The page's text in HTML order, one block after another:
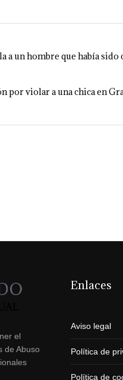
a un hombre que había
por violar a una chica en
el
de Abuso
Enlaces
Aviso legal
Política de
Política de